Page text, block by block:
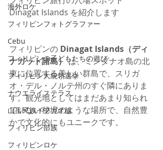
海外ロケ
フィリピンフォトグラファー
Cebu
フィリピンの子どもたちの遊び
フィリピン大統領選挙
ナウエライステラス
山岳民族イフガオ族
フィリピン部族
フィリピンロケ
Dinagat Islands を紹介します
フィリピンの Dinagat Islands（ディ
ナガット諸島） は、ミンダナオ島の北
東に位置する美しい群島で、スリガ
オ・デル・ノルテ州のすぐ隣にありま
す。観光地としてはまだあまり知られ
ていない秘境のような場所で、自然豊
かで文化的にもユニークです。